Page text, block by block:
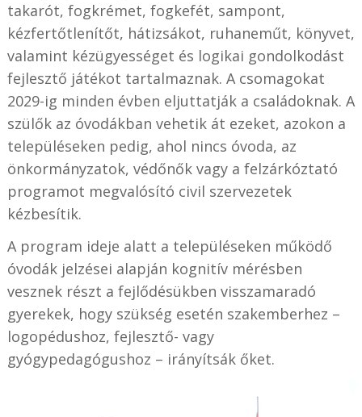
takarót, fogkrémet, fogkefét, sampont,
kézfertőtlenítőt, hátizsákot, ruhaneműt, könyvet,
valamint kézügyességet és logikai gondolkodást
fejlesztő játékot tartalmaznak. A csomagokat
2029-ig minden évben eljuttatják a családoknak. A
szülők az óvodákban vehetik át ezeket, azokon a
településeken pedig, ahol nincs óvoda, az
önkormányzatok, védőnők vagy a felzárkóztató
programot megvalósító civil szervezetek
kézbesítik.
A program ideje alatt a településeken működő
óvodák jelzései alapján kognitív mérésben
vesznek részt a fejlődésükben visszamaradó
gyerekek, hogy szükség esetén szakemberhez –
logopédushoz, fejlesztő- vagy
gyógypedagógushoz – irányítsák őket.